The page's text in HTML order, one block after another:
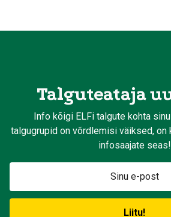
Talguteataja
Info kõigi ELFi talgute kohta
talgugrupid on võrdlemisi väiksed,
infosaajate seas!